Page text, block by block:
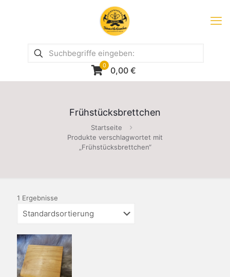
0 0,00 €
Frühstücksbrettchen
Startseite
Produkte verschlagwortet mit
„Frühstücksbrettchen“
1 Ergebnisse